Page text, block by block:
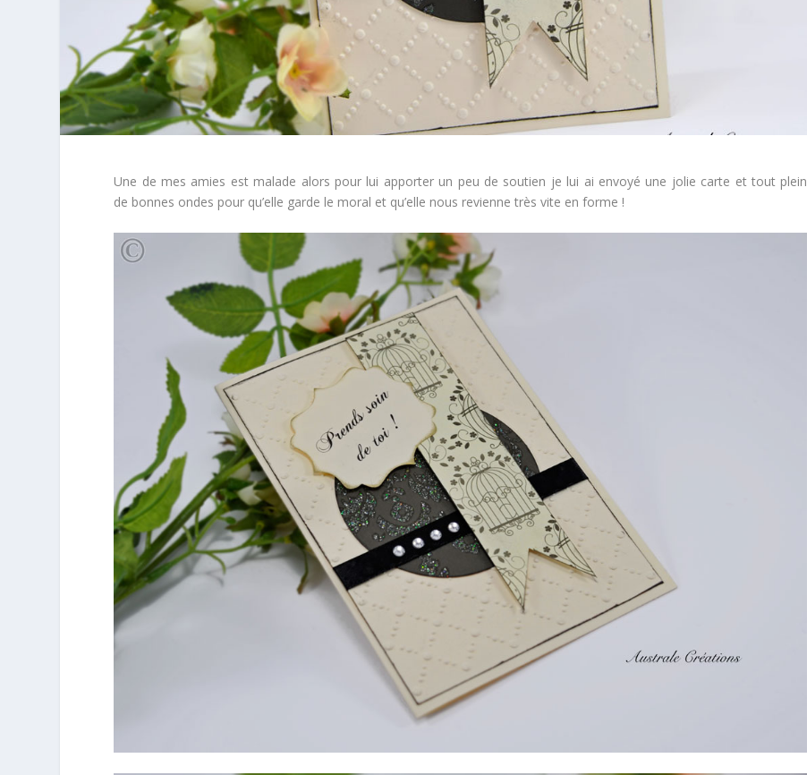
Une de mes amies est malade alors pour lui apporter un peu de soutien je lui ai envoyé une jolie carte et tout plein
de bonnes ondes pour qu’elle garde le moral et qu’elle nous revienne très vite en forme !